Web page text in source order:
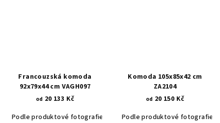
Francouzská komoda
92x79x44 cm VAGH097
od 20 133 Kč
Podle produktové fotografie
Akát vintage BT1551
Dub světlý
Komoda 105x85x42 cm
ZA2104
od 20 150 Kč
Podle produktové fotografie